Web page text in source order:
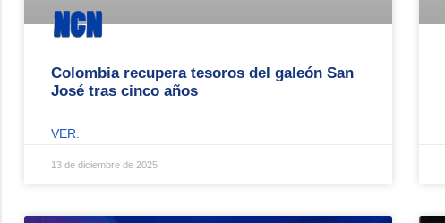
Colombia recupera tesoros del galeón San
José tras cinco años
VER.
13 de diciembre de 2025